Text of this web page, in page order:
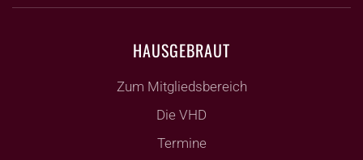
HAUSGEBRAUT
Zum Mitgliedsbereich
Die VHD
Termine